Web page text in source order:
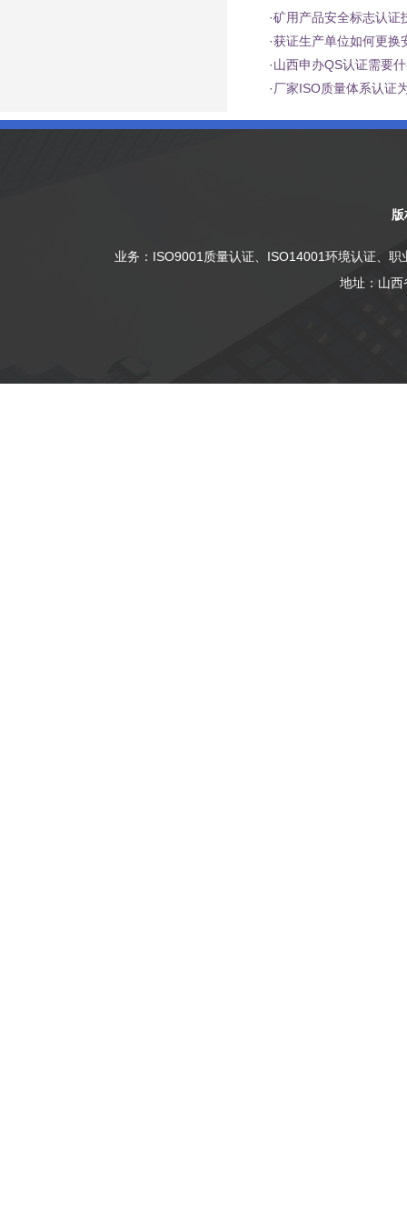
·矿用产品安全标志认证
·获证生产单位如何更换
·山西申办QS认证需要
·厂家ISO质量体系认证
业务： ISO9001质量认证 ISO14001环境认证、 职
地址：山